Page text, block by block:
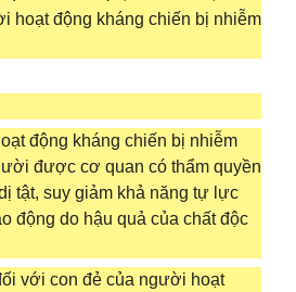
hoạt động kháng chiến bị nhiễm
động kháng chiến bị nhiễm
được cơ quan có thẩm quyền
tật, suy giảm khả năng tự lực
động do hậu quả của chất độc
với con đẻ của người hoạt